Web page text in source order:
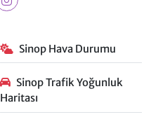
Sinop Hava Durumu
Sinop Trafik Yoğunluk
Haritası